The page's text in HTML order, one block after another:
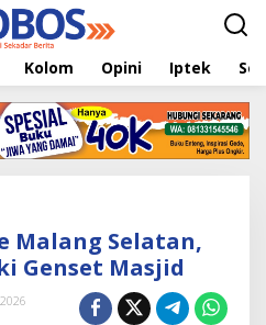
Kolom Opini Iptek
Malang Selatan,
Genset Masjid